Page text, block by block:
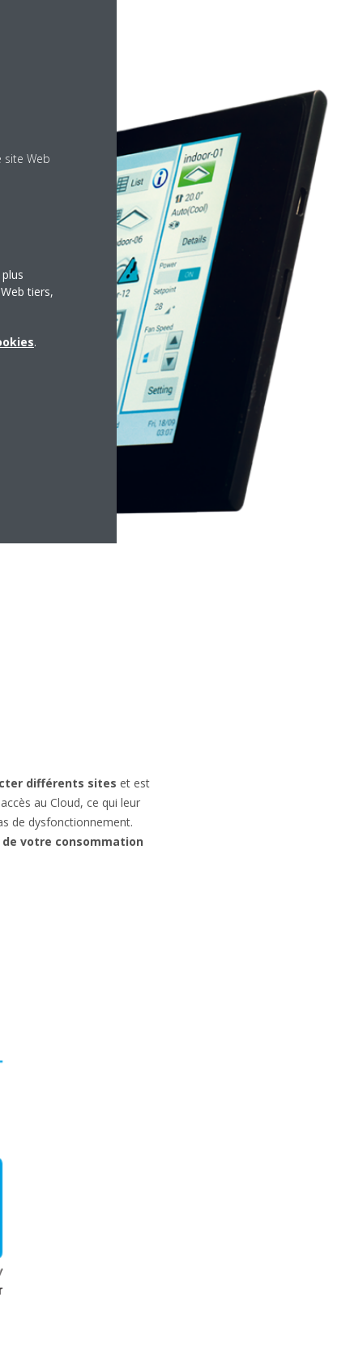
différents sites et est
au Cloud, ce qui leur
de dysfonctionnement.
votre consommation
site Web
tiers,
.